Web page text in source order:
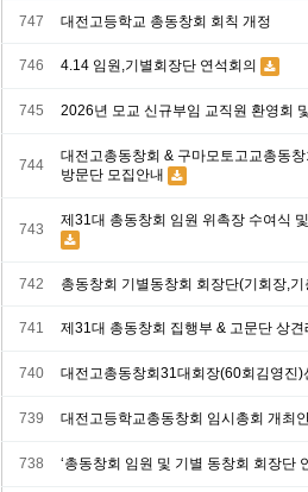
747 대전고등학교 총동창회 회칙 개정
746 4.14 임원,기별회장단 연석회의
745 2026년 모교 신규부임 교직원 환영회
744
대전고총동창회 & 구마모토고교총동
방문단 모집안내
743
제31대 총동창회 임원 위촉장 수여식
742 총동창회 기별동창회 회장단(기회장,
741 제31대 총동창회 집행부 & 고문단 상견
740 대전고총동창회31대회장(60회김영진)
739 대전고등학교총동창회 임시총회 개최
738 ‘총동창회 임원 및 기별 동창회 회장단